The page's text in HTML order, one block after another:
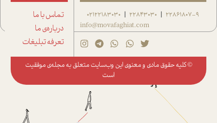
22861807-9
|
22843030
|
02122183030
info@movafaghiat.com
تماس با ما
درباره‌ی ما
تعرفه تبلیغات
© کلیه حقوق مادی و معنوی این وب‌سایت متعلق به مجله‌ی موفقیت
است